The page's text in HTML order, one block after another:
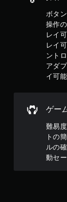
ボタ
操作
レイ
レイ
ント
アダ
イ可能
振
動
機
能
／
ハ
プ
テ
ッ
ク
ィ
ー
ド
バ
ッ
ゲー
難易
トの
ルの
動セ
ブ
自
分
の
好
き
な
タ
ミ
ン
で
ゲ
ー
ム
を